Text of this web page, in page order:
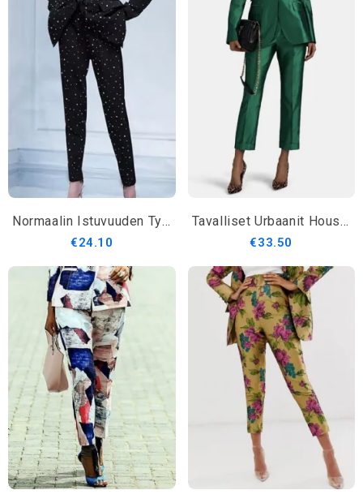
Normaalin Istuvuuden Tyylikkäät Pitkät Työhousut
€24.10
Tavalliset Urbaanit Housut
€33.50